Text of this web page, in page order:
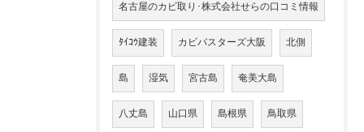
名古屋のカビ取り･株式会社せらの口コミ情報
ﾀｲｺｳ建装 カビバスターズ大阪 北側
島 湿気 宮古島 奄美大島
八丈島 山口県 島根県 鳥取県